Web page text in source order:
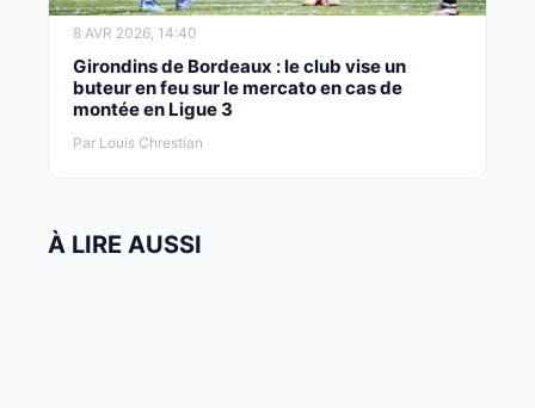
8 AVR 2026, 14:40
Girondins de Bordeaux : le club vise un
buteur en feu sur le mercato en cas de
montée en Ligue 3
Par Louis Chrestian
À LIRE AUSSI